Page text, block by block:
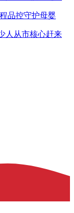
品控守护母婴
人从市核心赶来